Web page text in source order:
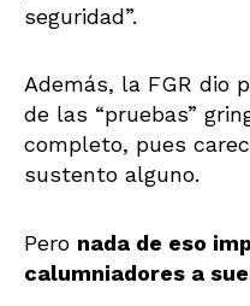
seguridad”.
Además, la FGR dio
de las “pruebas”
completo, pues
sustento alguno.
Pero nada de eso
calumniadores a